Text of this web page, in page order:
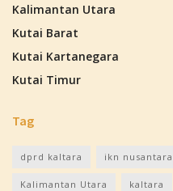
Kalimantan Utara
Kutai Barat
Kutai Kartanegara
Kutai Timur
Tag
dprd kaltara ikn nusantara
Kalimantan Utara kaltara